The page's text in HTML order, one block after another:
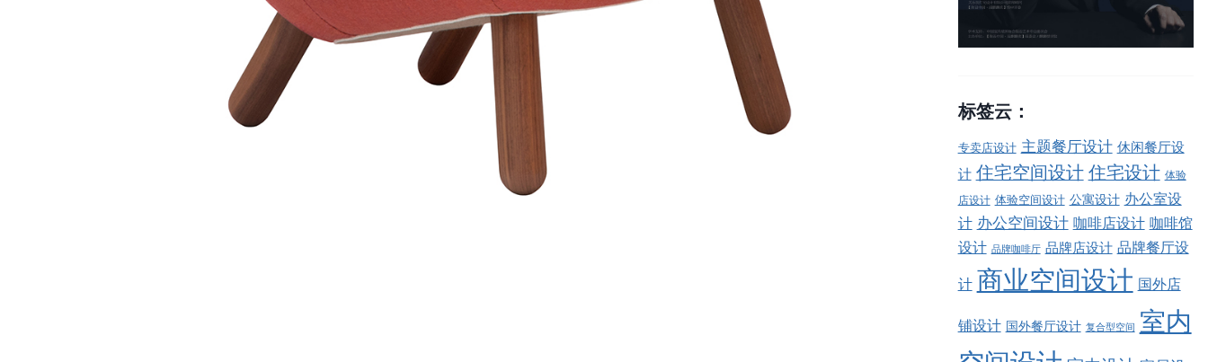
标签云：
专卖店设计 主题餐厅设计 休闲餐厅设
计 住宅空间设计 住宅设计 体验
店设计 体验空间设计 公寓设计 办公室设
计 办公空间设计 咖啡店设计 咖啡馆
设计 品牌咖啡厅 品牌店设计 品牌餐厅设
计 商业空间设计 国外店
铺设计 国外餐厅设计 复合型空间
室内